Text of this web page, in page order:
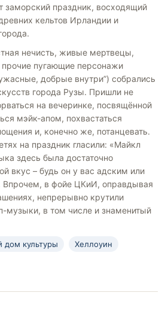
заморский праздник, восходящий
кельтов Ирландии и
нечисть, живые мертвецы,
пугающие персонажи
добрые внутри”) собрались
города Рузы. Пришли не
на вечеринке, посвящённой
мэйк-апом, похвастаться
и, конечно же, потанцевать.
на праздник гласили: «Майкл
здесь была достаточно
вкус – будь он у вас адским или
Впрочем, в фойе ЦКиИ, оправдывая
непрерывно крутили
музыки, в том числе и знаменитый
дом культуры Хеллоуин